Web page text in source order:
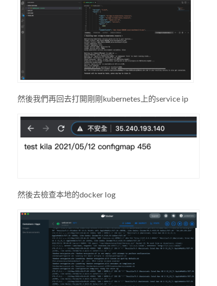
然後我們再回去打開剛剛kubernetes上的service ip
然後去檢查本地的docker log